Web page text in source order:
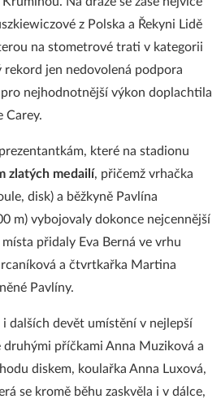
z Polska a Řekyni Lidě
na stometrové trati v kategorii
jen nedovolená podpora
nejhodnotnější výkon doplachtila
Carey.
které na stadionu
zlatých medailí, přičemž vrhačka
disk) a běžkyně Pavlína
m) vybojovaly dokonce nejcennější
přidaly Eva Berná ve vrhu
a čtvrtkařka Martina
Pavlíny.
devět umístění v nejlepší
příčkami Anna Muziková a
diskem, koulařka Anna Luxová,
se kromě běhu zaskvěla i v dálce,